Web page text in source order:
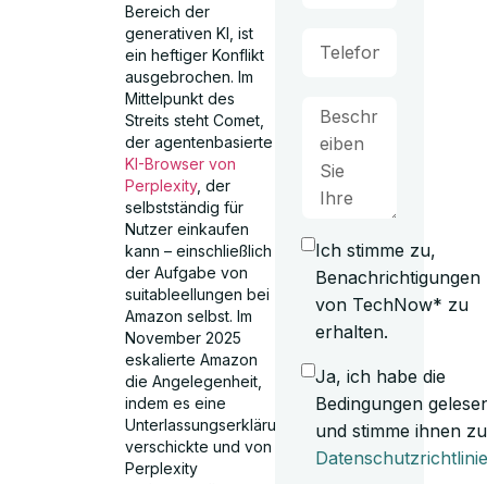
Bereich der
generativen KI, ist
ein heftiger Konflikt
ausgebrochen. Im
Mittelpunkt des
Streits steht Comet,
der agentenbasierte
KI-Browser von
Perplexity, der
selbstständig für
Nutzer einkaufen
kann – einschließlich
der Aufgabe von
suitableellungen bei
Amazon selbst. Im
November 2025
eskalierte Amazon
die Angelegenheit,
indem es eine
Unterlassungserklärung
verschickte und von
Perplexity
Ich stimme zu,
Benachrichtigungen
von TechNow* zu
erhalten.
Ja, ich habe die
Bedingungen
und stimme ihnen
Datenschutzrichtlinie